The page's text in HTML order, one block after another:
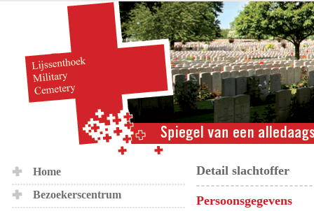
Home
Bezoekerscentrum
Detail slachtoffer
Persoonsgegevens